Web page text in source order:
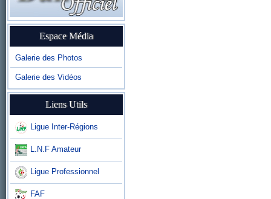
Espace Média
Galerie des Photos
Galerie des Vidéos
Liens Utils
Ligue Inter-Régions
L.N.F Amateur
Ligue Professionnel
FAF